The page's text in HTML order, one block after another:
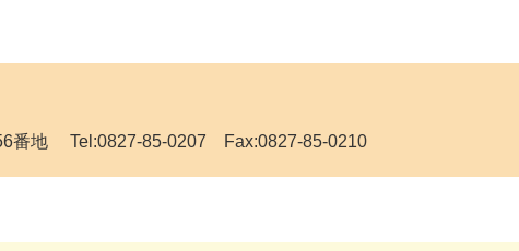
番地 Tel:0827-85-0207 Fax:0827-85-0210